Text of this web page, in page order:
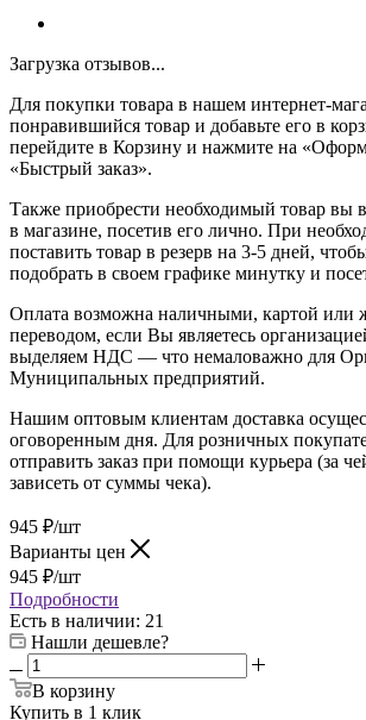
Загрузка отзывов...
Для покупки товара в нашем интернет-
понравившийся товар и добавьте его в
перейдите в Корзину и нажмите на
«Быстрый заказ».
Также приобрести необходимый товар вы
в магазине, посетив его лично. При
поставить товар в резерв на 3-5 дней,
подобрать в своем графике минутку и
Оплата возможна наличными, картой или
переводом, если Вы являетесь
выделяем НДС — что немаловажно для
Муниципальных предприятий.
Нашим оптовым клиентам доставка
оговоренным дня. Для розничных
отправить заказ при помощи курьера (за
зависеть от суммы чека).
945 ₽/шт
Варианты цен
945 ₽/шт
Подробности
Есть в наличии: 21
Нашли дешевле?
В корзину
Купить в 1 клик